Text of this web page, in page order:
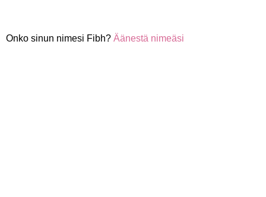
Onko sinun nimesi Fibh? Äänestä nimeäsi